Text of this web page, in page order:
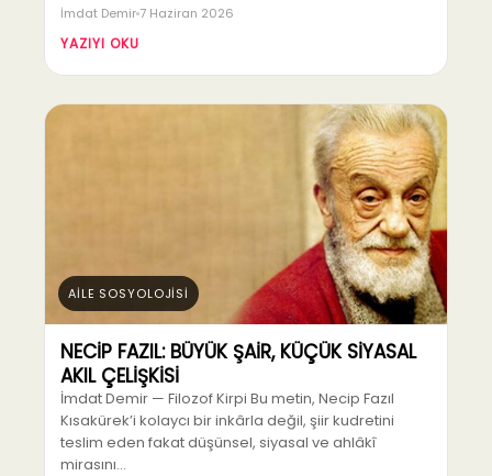
İmdat Demir 7 Haziran 2026
YAZIYI OKU
AİLE SOSYOLOJİSİ
NECİP FAZIL: BÜYÜK ŞAİR, KÜÇÜK SİYASAL
AKIL ÇELİŞKİSİ
İmdat Demir — Filozof Kirpi Bu metin, Necip Fazıl
Kısakürek’i kolaycı bir inkârla değil, şiir kudretini
teslim eden fakat düşünsel, siyasal ve ahlâkî
mirasını…